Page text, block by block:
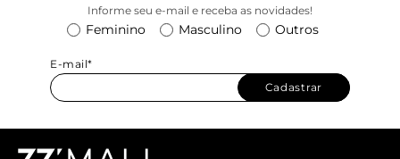
Informe seu e-mail e receba as novidades!
Feminino Masculino Outros
E-mail*
Cadastrar